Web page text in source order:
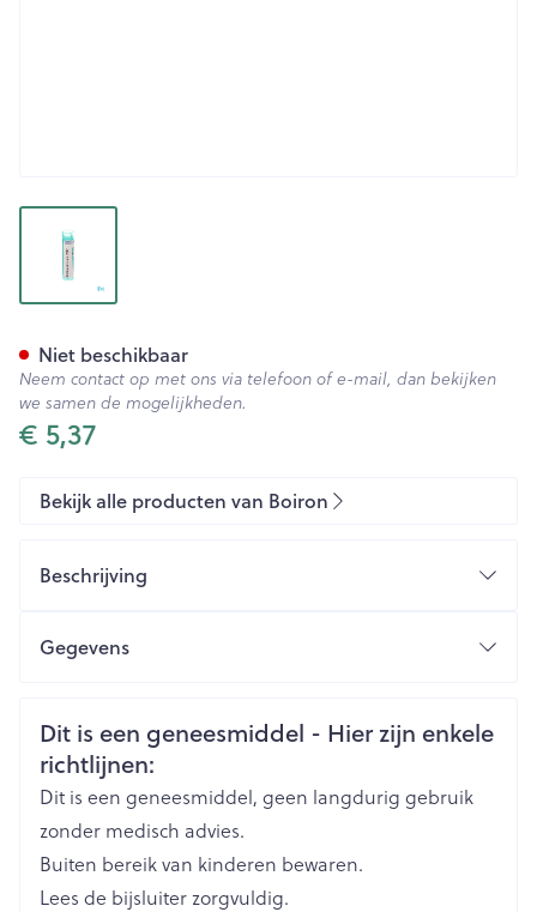
€ 5,37
Niet beschikbaar
Neem contact op met ons via telefoon of e-mail, dan bekijken
we samen de mogelijkheden.
Bekijk alle producten van Boiron
Beschrijving
Gegevens
Organisaties
Merken Boiron
Breedte 17 mm
Veiligheidsinformatie
Dit is een geneesmiddel - Hier zijn enkele
richtlijnen:
Dit is een geneesmiddel, geen langdurig gebruik
zonder medisch advies.
Buiten bereik van kinderen bewaren.
Lees de bijsluiter zorgvuldig.